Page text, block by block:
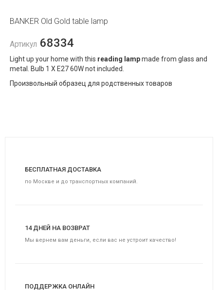
BANKER Old Gold table lamp
Артикул 68334
Light up your home with this reading lampmade from glass and
metal. Bulb 1 X E27 60W not included.
Произвольный образец для родственных товаров
БЕСПЛАТНАЯ ДОСТАВКА
по Москве и до транспортных компаний.
14 ДНЕЙ НА ВОЗВРАТ
Мы вернем вам деньги, если вас не устроит качество!
ПОДДЕРЖКА ОНЛАЙН